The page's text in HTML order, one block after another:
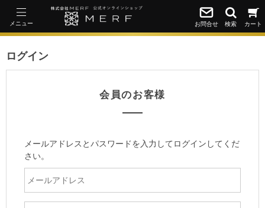
お問合せ 検索 カート
メニュー
ログイン
会員のお客様
メールアドレスとパスワードを入力してログインしてくだ
さい。